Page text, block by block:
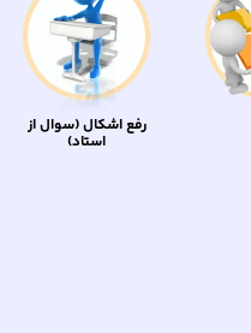
رفع اشکال (سوال از
استاد)